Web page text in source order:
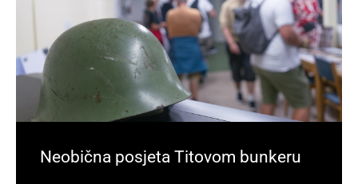
Neobična posjeta Titovom bunkeru